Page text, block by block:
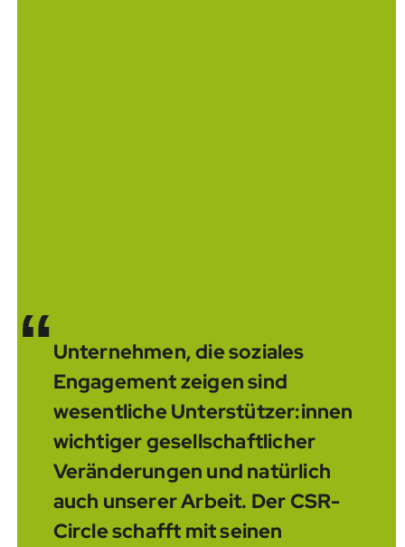
“Unternehmen, die soziales
Engagement zeigen sind
wesentliche Unterstützer:innen
wichtiger gesellschaftlicher
Veränderungen und natürlich
auch unserer Arbeit. Der CSR-
Circle schafft mit seinen